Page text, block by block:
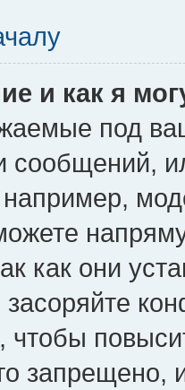
и как я
под
сообщений,
например,
как они
засоряйте
чтобы
запрещено,